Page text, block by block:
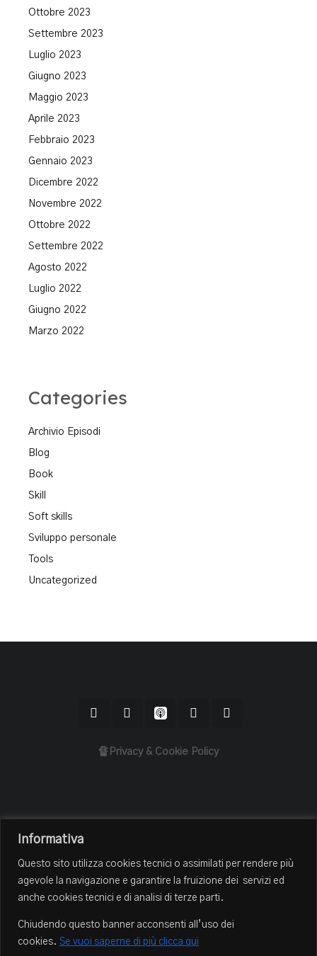
Informativa
Questo sito utilizza cookies tecnici o assimilati per rendere più
agevole la navigazione e garantire la fruizione dei servizi ed
anche cookies tecnici e di analisi di terze parti.
Chiudendo questo banner acconsenti all’uso dei
cookies. Se vuoi saperne di più clicca qui
Ottobre 2023
Settembre 2023
Luglio 2023
Giugno 2023
Maggio 2023
Aprile 2023
Febbraio 2023
Gennaio 2023
Dicembre 2022
Novembre 2022
Ottobre 2022
Settembre 2022
Agosto 2022
Luglio 2022
Giugno 2022
Marzo 2022
Categories
Archivio Episodi
Blog
Book
Skill
Soft skills
Sviluppo personale
Tools
Uncategorized
🔏Privacy & Cookie Policy
Chi sono
Episodi
Blog